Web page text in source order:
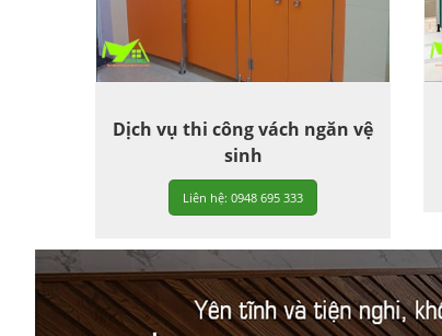
Dịch vụ thi công vách ngăn vệ
sinh
Liên hệ: 0948 695 333